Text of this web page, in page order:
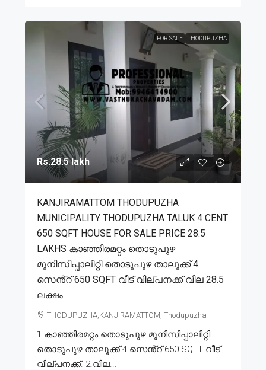
FOR SALE THODUPUZHA
Rs.28.5 lakh
KANJIRAMATTOM THODUPUZHA
MUNICIPALITY THODUPUZHA TALUK 4 CENT
650 SQFT HOUSE FOR SALE PRICE 28.5
LAKHS കാഞ്ഞിരമറ്റം തൊടുപുഴ
മുനിസിപ്പാലിറ്റി തൊടുപുഴ താലൂക്ക് 4
സെൻ്റ് 650 SQFT വീട് വില്പനക്ക് വില 28.5
ലക്ഷം
THODUPUZHA,KANJIRAMATTOM, Thodupuzha
1.കാഞ്ഞിരമറ്റം തൊടുപുഴ മുനിസിപ്പാലിറ്റി
തൊടുപുഴ താലൂക്ക് 4 സെൻ്റ് 650 SQFT വീട്
വില്പനക്ക്. 2.വില...